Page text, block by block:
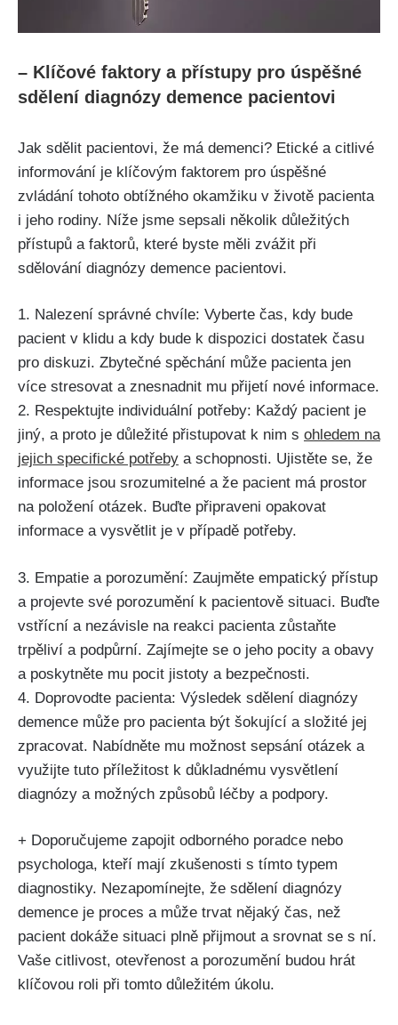
– Klíčové faktory a přístupy pro úspěšné
sdělení diagnózy demence pacientovi
Jak sdělit pacientovi, že má demenci? Etické a citlivé
informování je klíčovým faktorem pro úspěšné
zvládání tohoto obtížného okamžiku v životě pacienta
i jeho rodiny. Níže jsme sepsali několik důležitých
přístupů a faktorů, které byste měli zvážit při
sdělování diagnózy demence pacientovi.
1. Nalezení správné chvíle: Vyberte čas, kdy bude
pacient v klidu a kdy bude k dispozici dostatek času
pro diskuzi. Zbytečné spěchání může pacienta jen
více stresovat a znesnadnit mu přijetí nové informace.
2. Respektujte individuální potřeby: Každý pacient je
jiný, a proto je důležité přistupovat k nim s ohledem na
jejich specifické potřeby a schopnosti. Ujistěte se, že
informace jsou srozumitelné a že pacient má prostor
na položení otázek. Buďte připraveni opakovat
informace a vysvětlit je v případě potřeby.
3. Empatie a porozumění: Zaujměte empatický přístup
a projevte své porozumění k pacientově situaci. Buďte
vstřícní a nezávisle na reakci pacienta zůstaňte
trpěliví a podpůrní. Zajímejte se o jeho pocity a obavy
a poskytněte mu pocit jistoty a bezpečnosti.
4. Doprovodte pacienta: Výsledek sdělení diagnózy
demence může pro pacienta být šokující a složité jej
zpracovat. Nabídněte mu možnost sepsání otázek a
využijte tuto příležitost k důkladnému vysvětlení
diagnózy a možných způsobů léčby a podpory.
+ Doporučujeme zapojit odborného poradce nebo
psychologa, kteří mají zkušenosti s tímto typem
diagnostiky. Nezapomínejte, že sdělení diagnózy
demence je proces a může trvat nějaký čas, než
pacient dokáže situaci plně přijmout a srovnat se s ní.
Vaše citlivost, otevřenost a porozumění budou hrát
klíčovou roli při tomto důležitém úkolu.